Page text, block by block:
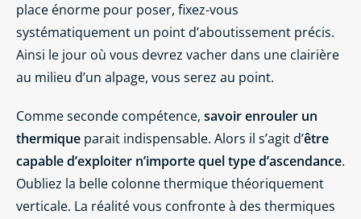
place énorme pour poser, fixez-vous
systématiquement un point d’aboutissement précis.
Ainsi le jour où vous devrez vacher dans une clairière
au milieu d’un alpage, vous serez au point.
Comme seconde compétence, savoir enrouler un
thermique parait indispensable. Alors il s’agit d’être
capable d’exploiter n’importe quel type d’ascendance.
Oubliez la belle colonne thermique théoriquement
verticale. La réalité vous confronte à des thermiques